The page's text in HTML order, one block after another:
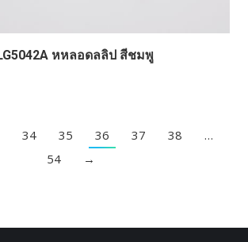
หหลอดลลิป สีชมพู
34 35 36 37 38
…
54
→